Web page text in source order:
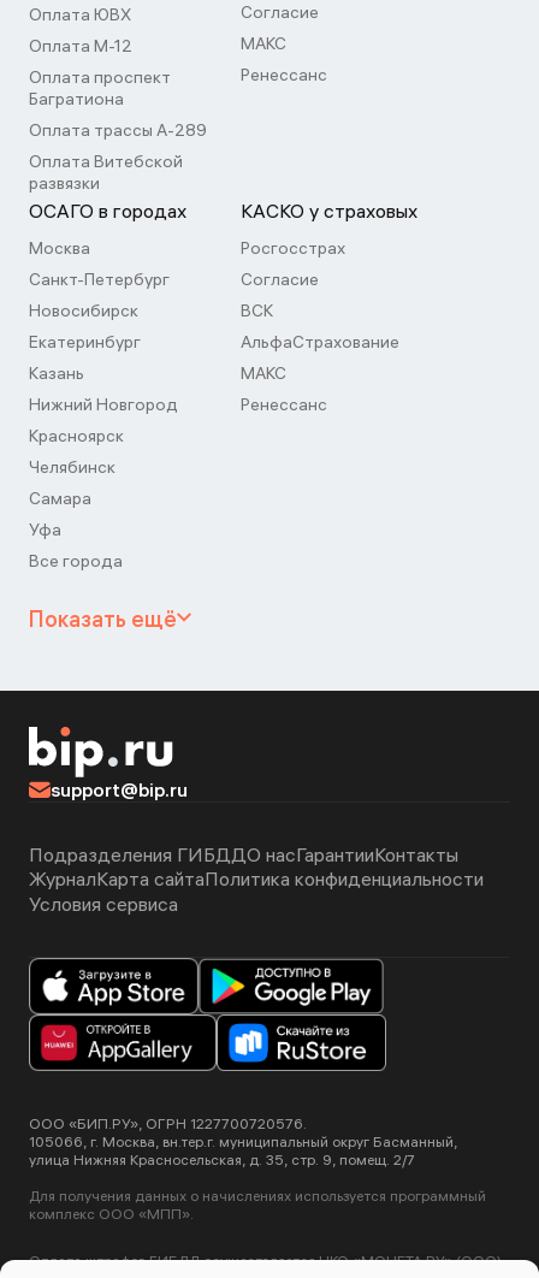
Оплата ЮВХ
Оплата М-12
Оплата проспект
Багратиона
Оплата трассы А-289
Оплата Витебской
развязки
Согласие
МАКС
Ренессанс
ОСАГО в городах
Москва
Санкт-Петербург
Новосибирск
Екатеринбург
Казань
Нижний Новгород
Красноярск
Челябинск
Самара
Уфа
Все города
КАСКО у страховых
Росгосстрах
Согласие
ВСК
АльфаСтрахование
МАКС
Ренессанс
Показать ещё
support@bip.ru
Подразделения ГИБДДО насГарантииКонтакты
ЖурналКарта сайтаПолитика конфиденциальности
Условия сервиса
ООО «БИП.РУ», ОГРН 1227700720576.
105066, г. Москва, вн.тер.г. муниципальный округ Басманный,
улица Нижняя Красносельская, д. 35, стр. 9, помещ. 2/7
Для получения данных о начислениях используется программный
комплекс ООО «МПП».
Оплата штрафов ГИБДД осуществляется НКО «МОНЕТА.РУ» (ООО).